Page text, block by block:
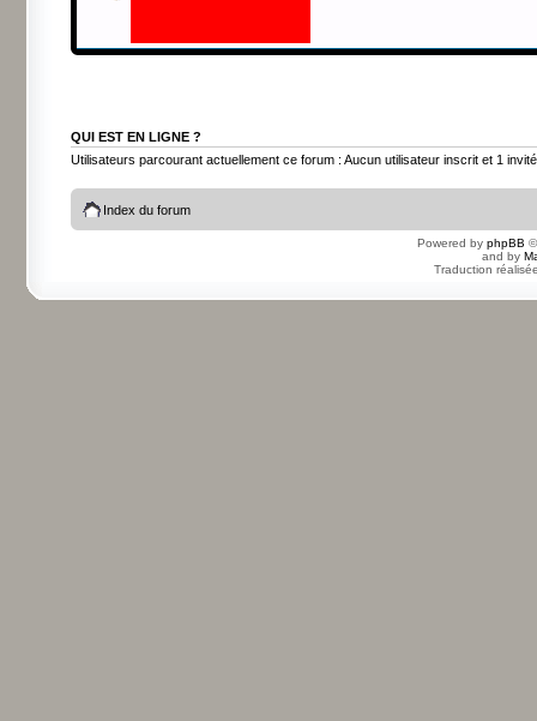
QUI EST EN LIGNE ?
Utilisateurs parcourant actuellement ce forum : Aucun utilisateur inscrit et 1 invité
Index du forum
Powered by phpBB
and by
Traduction